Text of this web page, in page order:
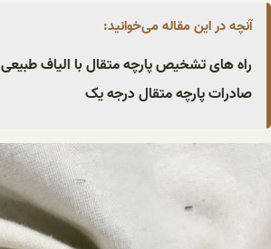
آنچه در این مقاله می‌خوانید:
راه های تشخیص پارچه متقال با الیاف طبیعی
صادرات پارچه متقال درجه یک